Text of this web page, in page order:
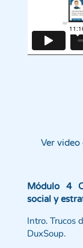
Ver
Módulo 4
social y
Intro. Trucos
DuxSoup.